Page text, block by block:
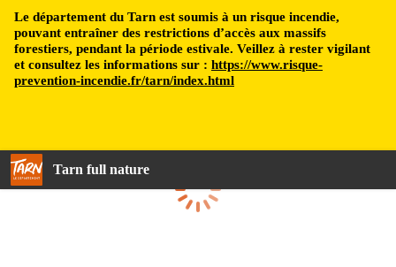
Le département du Tarn est soumis à un risque incendie,
pouvant entraîner des restrictions d’accès aux massifs
forestiers, pendant la période estivale. Veillez à rester vigilant
et consultez les informations sur : https://www.risque-
prevention-incendie.fr/tarn/index.html
Tarn full nature
Loading